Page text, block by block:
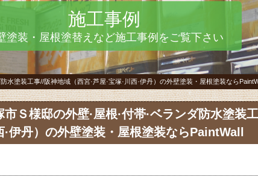
施工事例
塗装・屋根塗替えなど施工事例をご覧下さい
水塗装工事//阪神地域（西宮·芦屋·宝塚·川西·伊丹）の外壁塗装・屋根塗装なら
市Ｓ様邸の外壁·屋根·付帯·ベランダ防水塗装
·伊丹）の外壁塗装・屋根塗装ならPaintWall